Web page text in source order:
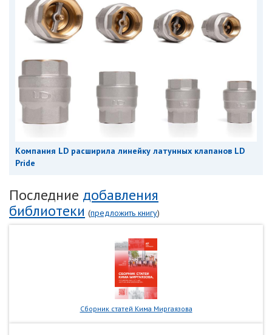
Компания LD расширила линейку латунных клапанов LD
Pride
Последние добавления
библиотеки (предложить книгу)
Сборник статей Кима Миргаязова